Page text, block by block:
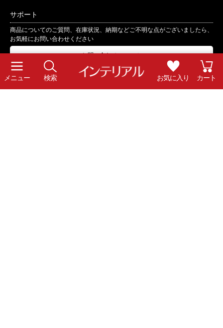
メニュー 検索 お気に入り カート
サポート
商品についてのご質問、在庫状況、納期などご不明な点がございましたら、
お気軽にお問い合わせください
お問い合わせフォーム
対応は営業日の10：00～17：00となります
順番での対応となりますので、混雑時は少々お時間を頂戴する場合がござい
ます